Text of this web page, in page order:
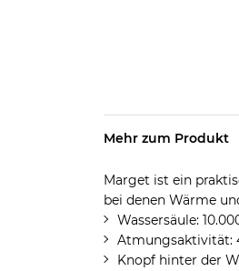
Mehr zum Produkt
Marget ist ein
bei denen Wärme
Wassersäule:
Atmungsaktivität:
Knopf hinter der